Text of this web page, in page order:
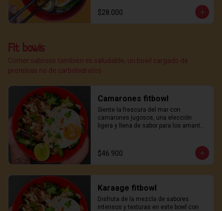
$28.000
Fit bowls
Comer sabroso también es saludable; un bowl cargado de
proteínas no de carbohidratos
Camarones fitbowl
Siente la frescura del mar con
camarones jugosos, una elección
ligera y llena de sabor para los amantes
$46.900
Karaage fitbowl
Disfruta de la mezcla de sabores
intensos y texturas en este bowl con